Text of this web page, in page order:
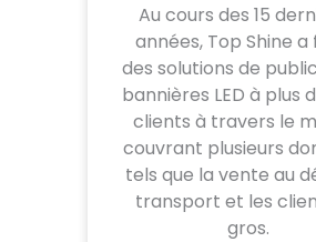
Au cours des 15
années, Top Shine a
des solutions de
bannières LED à plus
clients à travers le
couvrant plusieurs
tels que la vente au
transport et les
gros.